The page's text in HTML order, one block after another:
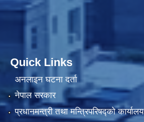
Quick Links
अनलाइन घटना दर्ता
नेपाल सरकार
प्रधानमन्त्री तथा मन्त्रिपरिषद्को कार्यालय